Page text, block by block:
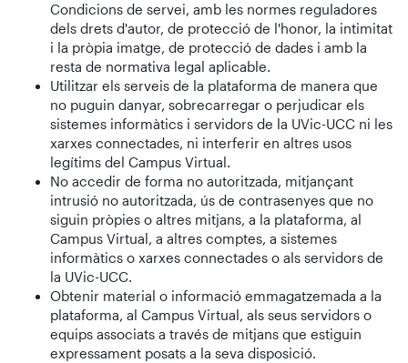
Condicions de servei, amb les normes reguladores
dels drets d'autor, de protecció de l'honor, la intimitat
i la pròpia imatge, de protecció de dades i amb la
resta de normativa legal aplicable.
Utilitzar els serveis de la plataforma de manera que
no puguin danyar, sobrecarregar o perjudicar els
sistemes informàtics i servidors de la UVic-UCC ni les
xarxes connectades, ni interferir en altres usos
legítims del Campus Virtual.
No accedir de forma no autoritzada, mitjançant
intrusió no autoritzada, ús de contrasenyes que no
siguin pròpies o altres mitjans, a la plataforma, al
Campus Virtual, a altres comptes, a sistemes
informàtics o xarxes connectades o als servidors de
la UVic-UCC.
Obtenir material o informació emmagatzemada a la
plataforma, al Campus Virtual, als seus servidors o
equips associats a través de mitjans que estiguin
expressament posats a la seva disposició.